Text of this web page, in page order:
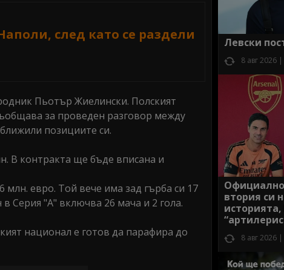
след като се раздели
Пьотър Жиелински. Полският
за проведен разговор между
позициите си.
В контракта ще бъде вписана и
евро. Той вече има зад гърба си 17
Серия "А" включва 26 мача и 2 гола.
национал е готов да парафира до
Левски
8 авг 2026
втория си
8 авг 2026